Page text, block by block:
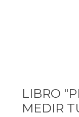
LIBRO
MEDIR